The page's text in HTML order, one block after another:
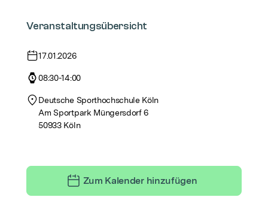
Veranstaltungsübersicht
17.01.2026
08:30-14:00
Deutsche Sporthochschule Köln
Am Sportpark Müngersdorf 6
50933 Köln
Zum Kalender hinzufügen